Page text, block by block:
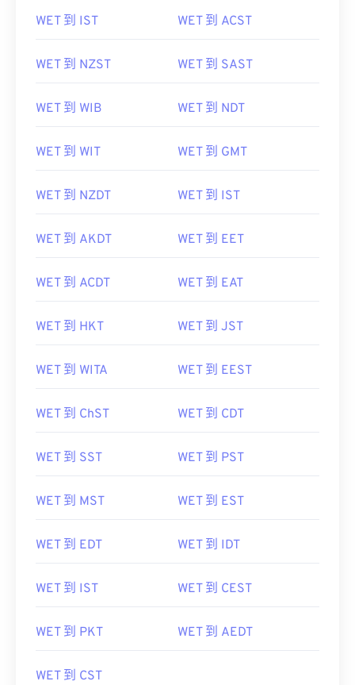
WET 到 IST WET 到 ACST
WET 到 NZST WET 到 SAST
WET 到 WIB WET 到 NDT
WET 到 WIT WET 到 GMT
WET 到 NZDT WET 到 IST
WET 到 AKDT WET 到 EET
WET 到 ACDT WET 到 EAT
WET 到 HKT WET 到 JST
WET 到 WITA WET 到 EEST
WET 到 ChST WET 到 CDT
WET 到 SST WET 到 PST
WET 到 MST WET 到 EST
WET 到 EDT WET 到 IDT
WET 到 IST WET 到 CEST
WET 到 PKT WET 到 AEDT
WET 到 CST